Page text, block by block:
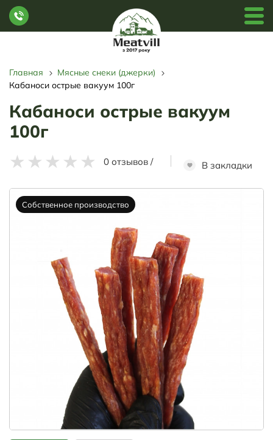
Главная
Мясные снеки (джерки)
Кабаноси острые вакуум 100г
Кабаноси острые вакуум
100г
★ ★ ★ ★ ★ 0 отзывов / В закладки
Собственное производство